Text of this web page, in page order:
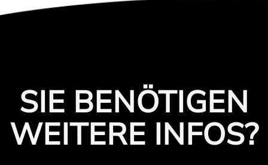
SIE BENÖTIGEN
WEITERE INFOS?